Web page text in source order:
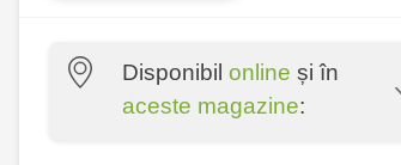
Disponibil online și în
aceste magazine: